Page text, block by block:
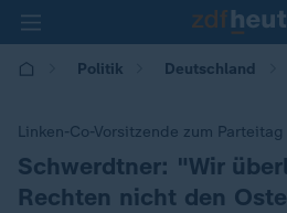
Politik Deutschland
Linken-Co-Vorsitzende zum Parteitag
:
Schwerdtner: "Wir
Rechten nicht den